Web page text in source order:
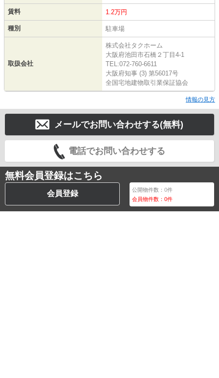
賃料 1.2万円
種別 駐車場
取扱会社
株式会社タクホーム
大阪府池田市石橋２丁目4-1
TEL:072-760-6611
大阪府知事 (3) 第56017号
全国宅地建物取引業保証協会
情報の見方
メールでお問い合わせする(無料)
電話でお問い合わせする
無料会員登録はこちら
会員登録 公開物件数：0件
会員物件数：0件